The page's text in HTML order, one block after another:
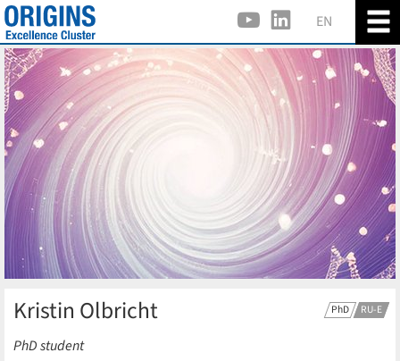
EN
PhD RU-E
Kristin Olbricht
PhD student